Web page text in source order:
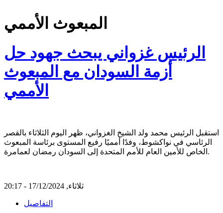
المبعوث الأممي
الرئيس غزواني يبحث جهود حل
أزمة السودان مع المبعوث
الأممي
استقبل الرئيس محمد ولد الشيخ الغزواني، ظهر اليوم الثلاثاء بالقصر
الرئاسي في نواكشوط، وفدًا أمميًا رفيع المستوى برئاسة المبعوث
الخاص للأمين العام للأمم المتحدة إلى السودان رمضان لعمامرة.
ثلاثاء, 17/12/2024 - 20:17
التفاصيل